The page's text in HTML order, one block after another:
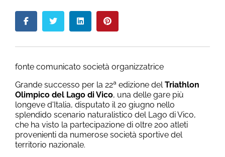
fonte comunicato società organizzatrice
Grande successo per la 22ª edizione del Triathlon
Olimpico del Lago di Vico, una delle gare più
longeve d'Italia, disputato il 20 giugno nello
splendido scenario naturalistico del Lago di Vico,
che ha visto la partecipazione di oltre 200 atleti
provenienti da numerose società sportive del
territorio nazionale.